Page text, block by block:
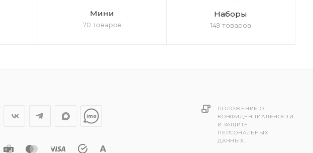
Мини
70 товаров
Наборы
149 товаров
ПОЛОЖЕНИЕ О
КОНФИДЕНЦИАЛЬНОСТИ
И ЗАЩИТЕ
ПЕРСОНАЛЬНЫХ
ДАННЫХ.